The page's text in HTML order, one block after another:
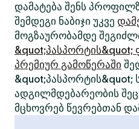
დამატება შენს
შემდეგი ნაბიჯი უკვე
მოგზაურობამდე
&quot;პასპორტის&quot;
პრემიურ გამოწერაში
&quot;პასპორტის&quot;
ადგილმდებარეობის
მცხოვრებ წევრებთან